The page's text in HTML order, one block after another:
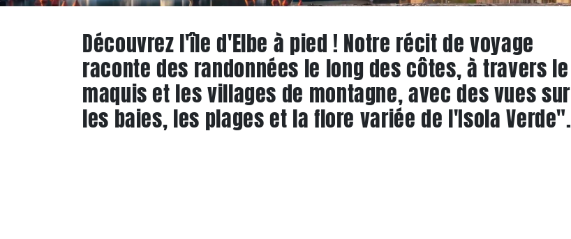
Découvrez l'île d'Elbe à pied ! Notre récit de voyage
raconte des randonnées le long des côtes, à travers le
maquis et les villages de montagne, avec des vues sur
les baies, les plages et la flore variée de l'Isola Verde".